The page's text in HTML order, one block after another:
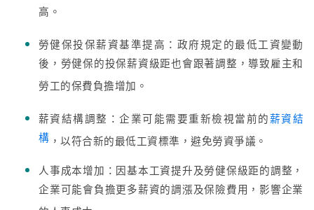
高。
勞健保投保薪資基準提高：政府規定的最低工資變動
後，勞健保的投保薪資級距也會跟著調整，導致雇主和
勞工的保費負擔增加。
薪資結構調整：企業可能需要重新檢視當前的薪資結
構 ，以符合新的最低工資標準，避免勞資爭議。
人事成本增加：因基本工資提升及勞健保級距的調整，
企業可能會負擔更多薪資的調漲及保險費用，影響企業